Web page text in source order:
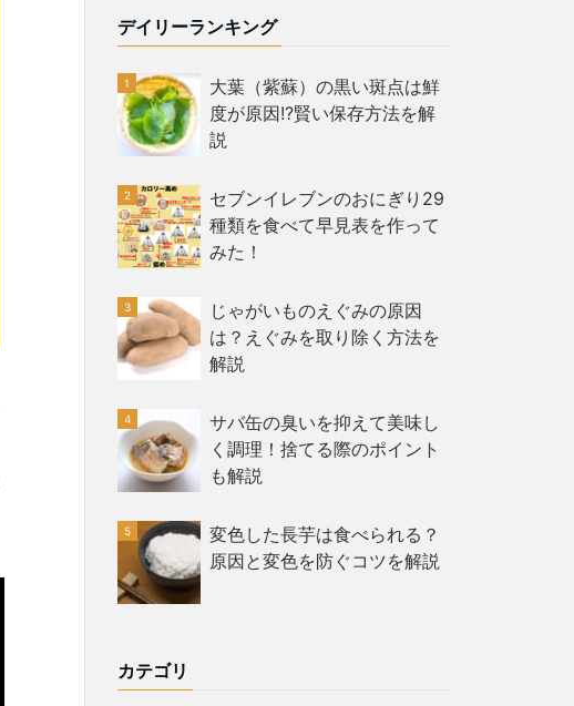
デイリーランキング
大葉（紫蘇）の黒い斑点は鮮
度が原因!?賢い保存方法を解
説
セブンイレブンのおにぎり29
種類を食べて早見表を作って
みた！
じゃがいものえぐみの原因
は？えぐみを取り除く方法を
解説
サバ缶の臭いを抑えて美味し
く調理！捨てる際のポイント
も解説
変色した長芋は食べられる？
原因と変色を防ぐコツを解説
カテゴリ